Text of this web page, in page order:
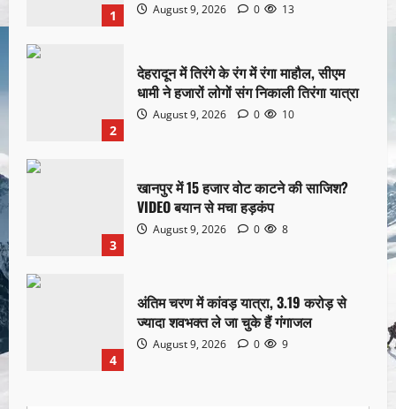
1 August 9, 2026 0 13
2
देहरादून में तिरंगे के रंग में रंगा माहौल, सीएम
धामी ने हजारों लोगों संग निकाली तिरंगा यात्रा
August 9, 2026 0 10
3
खानपुर में 15 हजार वोट काटने की साजिश?
VIDEO बयान से मचा हड़कंप
August 9, 2026 0 8
4
अंतिम चरण में कांवड़ यात्रा, 3.19 करोड़ से
ज्यादा शवभक्त ले जा चुके हैं गंगाजल
August 9, 2026 0 9